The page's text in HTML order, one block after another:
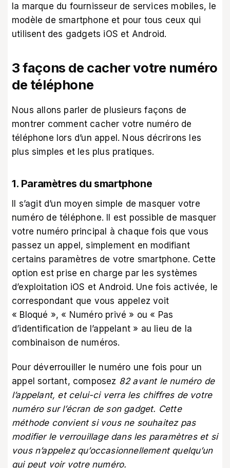
la marque du fournisseur de services mobiles, le
modèle de smartphone et pour tous ceux qui
utilisent des gadgets iOS et Android.
3 façons de cacher votre numéro
de téléphone
Nous allons parler de plusieurs façons de
montrer comment cacher votre numéro de
téléphone lors d’un appel. Nous décrirons les
plus simples et les plus pratiques.
1. Paramètres du smartphone
Il s’agit d’un moyen simple de masquer votre
numéro de téléphone. Il est possible de masquer
votre numéro principal à chaque fois que vous
passez un appel, simplement en modifiant
certains paramètres de votre smartphone. Cette
option est prise en charge par les systèmes
d’exploitation iOS et Android. Une fois activée, le
correspondant que vous appelez voit
« Bloqué », « Numéro privé » ou « Pas
d’identification de l’appelant » au lieu de la
combinaison de numéros.
Pour déverrouiller le numéro une fois pour un
appel sortant, composez 82 avant le numéro de
l’appelant, et celui-ci verra les chiffres de votre
numéro sur l’écran de son gadget. Cette
méthode convient si vous ne souhaitez pas
modifier le verrouillage dans les paramètres et si
vous n’appelez qu’occasionnellement quelqu’un
qui peut voir votre numéro.